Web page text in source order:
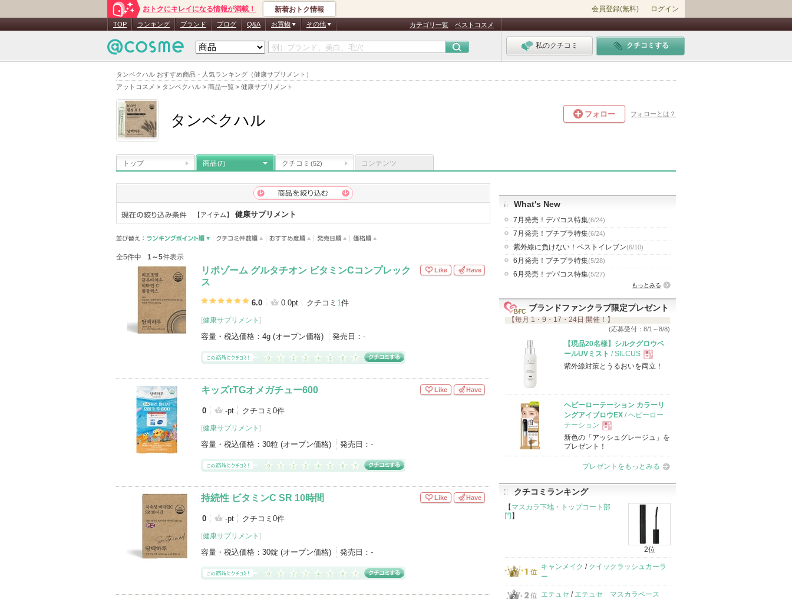
タンベクハル おすすめ商品・人気ランキング（健康サプリメント）
アットコスメ > タンベクハル > 商品一覧 > 健康サプリメント
おトクにキレイになる情報が満載！ 新着おトク情報 会員登録(無料) ログイン
TOP ランキング ブランド ブログ Q&A お買物 その他 カテゴリ一覧 ベストコスメ
私のクチコミ クチコミする
タンベクハル フォロー フォローとは？
トップ 商品(7) クチコミ (52) コンテンツ
【アイテム】 健康サプリメント
全5件中 1～5件表示
リポゾーム グルタチオン ビタミンCコンプレック
ス
6.0 0.0pt クチコミ 1件
[健康サプリメント ]
容量・税込価格： 4g (オープン価格) 発売日： -
Like Have
キッズrTGオメガチュー600
0 -pt クチコミ0件
[健康サプリメント ]
容量・税込価格： 30粒 (オープン価格) 発売日： -
Like Have
持続性 ビタミンC SR 10時間
0 -pt クチコミ0件
[健康サプリメント ]
容量・税込価格： 30錠 (オープン価格) 発売日： -
Like Have
What's New
7月発売！デパコス特集(6/24)
7月発売！プチプラ特集(6/24)
紫外線に負けない！ベストイレブン(6/10)
6月発売！プチプラ特集(5/28)
6月発売！デパコス特集(5/27)
もっとみる
ブランドファンクラブ限定プレゼント
【毎月 1・9・17・24日 開催！】
(応募受付：8/1～8/8)
【現品20名様】シルクグロウベ
ールUVミスト / SILCUS
現
品
紫外線対策とうるおいを両立！
ヘビーローテーション カラーリ
ングアイブロウEX / ヘビーロー
テーション
現
品
新色の「アッシュグレージュ」を
プレゼント！
プレゼントをもっとみる
クチコミランキング
【 マスカラ下地・トップコート部
門 】
2位
キャンメイク / クイックラッシュカーラ
ー
エテュセ / エテュセ マスカラベース